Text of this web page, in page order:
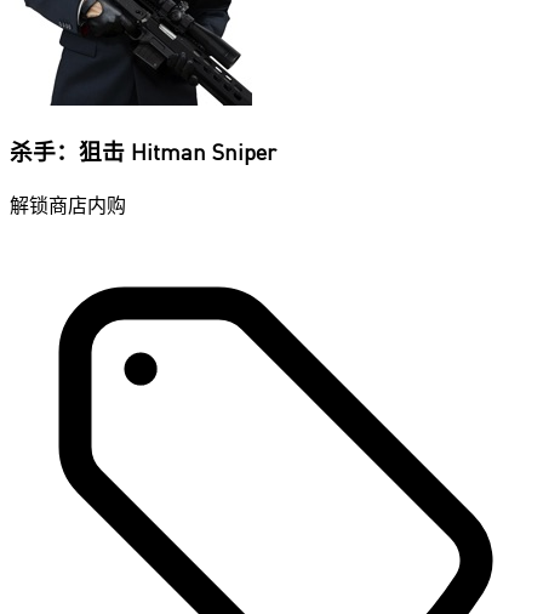
杀手：狙击 Hitman Sniper
解锁商店内购